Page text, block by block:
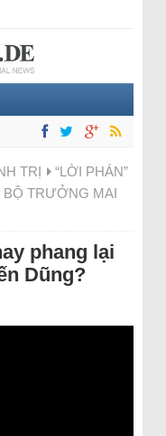
TRỊ
“LỜI PHÁN”
BỘ TRƯỞNG MAI
phang lại
Dũng?